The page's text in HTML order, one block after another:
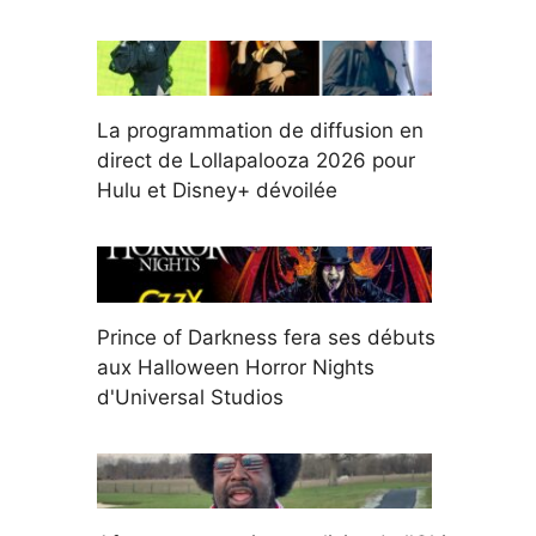
La programmation de diffusion en
direct de Lollapalooza 2026 pour
Hulu et Disney+ dévoilée
Prince of Darkness fera ses débuts
aux Halloween Horror Nights
d'Universal Studios